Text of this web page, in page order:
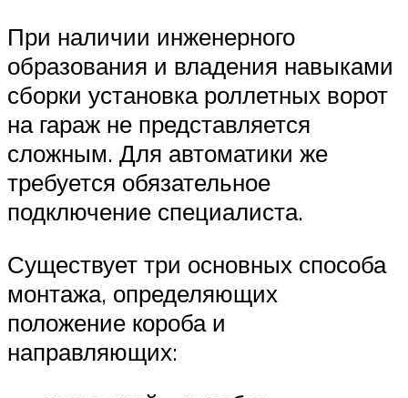
При наличии инженерного
образования и владения навыками
сборки установка роллетных ворот
на гараж не представляется
сложным. Для автоматики же
требуется обязательное
подключение специалиста.
Существует три основных способа
монтажа, определяющих
положение короба и
направляющих: